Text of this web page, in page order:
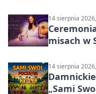
14 sierpnia
misach w
14 sierpnia
„Sami